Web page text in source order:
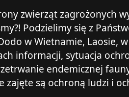
zwierząt zagrożonych
Podzielimy się z
w Wietnamie, Laosie,
informacji, sytuacja
endemicznej
zajęte są ochroną ludzi i